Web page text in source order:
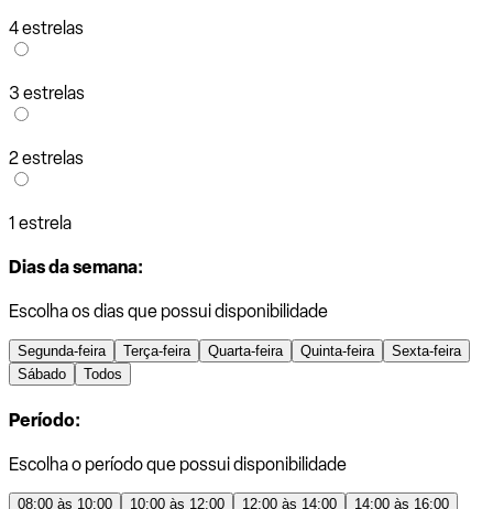
4 estrelas
3 estrelas
2 estrelas
1 estrela
Dias da semana:
Escolha os dias que possui disponibilidade
Segunda-feira Terça-feira Quarta-feira Quinta-feira
Sexta-feira
Sábado
Todos
Período:
Escolha o período que possui disponibilidade
08:00 às 10:00 10:00 às 12:00 12:00 às 14:00
14:00 às 16:00